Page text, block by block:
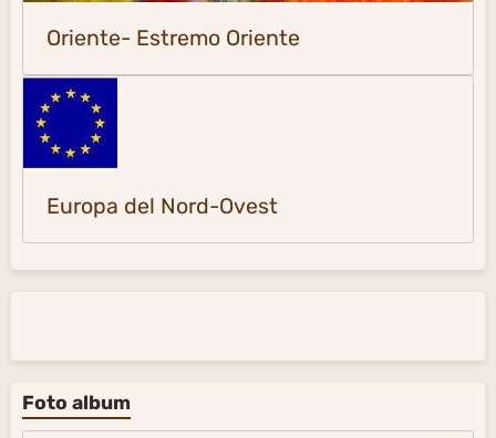
Oriente- Estremo Oriente
Europa del Nord-Ovest
Foto album